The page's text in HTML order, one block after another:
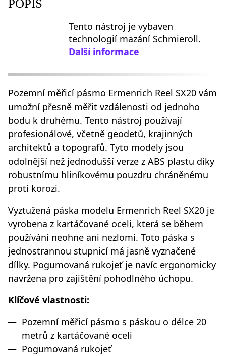
POPIS
Tento nástroj je vybaven
technologií mazání Schmieroll.
Další informace
Pozemní měřicí pásmo Ermenrich Reel SX20 vám
umožní přesně měřit vzdálenosti od jednoho
bodu k druhému. Tento nástroj používají
profesionálové, včetně geodetů, krajinných
architektů a topografů. Tyto modely jsou
odolnější než jednodušší verze z ABS plastu díky
robustnímu hliníkovému pouzdru chráněnému
proti korozi.
Vyztužená páska modelu Ermenrich Reel SX20 je
vyrobena z kartáčované oceli, která se během
používání neohne ani nezlomí. Toto páska s
jednostrannou stupnicí má jasně vyznačené
dílky. Pogumovaná rukojeť je navíc ergonomicky
navržena pro zajištění pohodlného úchopu.
Klíčové vlastnosti:
Pozemní měřicí pásmo s páskou o délce 20
metrů z kartáčované oceli
Pogumovaná rukojeť